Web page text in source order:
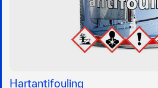
Hartantifouling